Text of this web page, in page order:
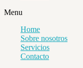
Menu
Home
Sobre nosotros
Servicios
Contacto